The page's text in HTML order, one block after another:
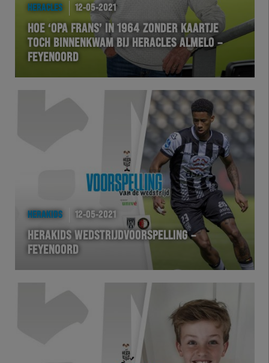
Academie
HERACLES 12-05-2021
HOE ‘OPA FRANS’ IN 1964 ZONDER KAARTJE
TOCH BINNENKWAM BIJ HERACLES ALMELO –
FEYENOORD
HERAKIDS 12-05-2021
HERAKIDS WEDSTRIJDVOORSPELLING –
FEYENOORD